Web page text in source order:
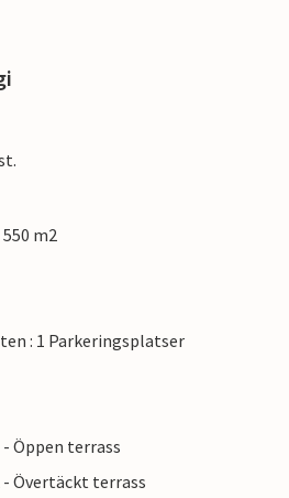
m2
: 1 Parkeringsplatser
Öppen terrass
- Övertäckt terrass